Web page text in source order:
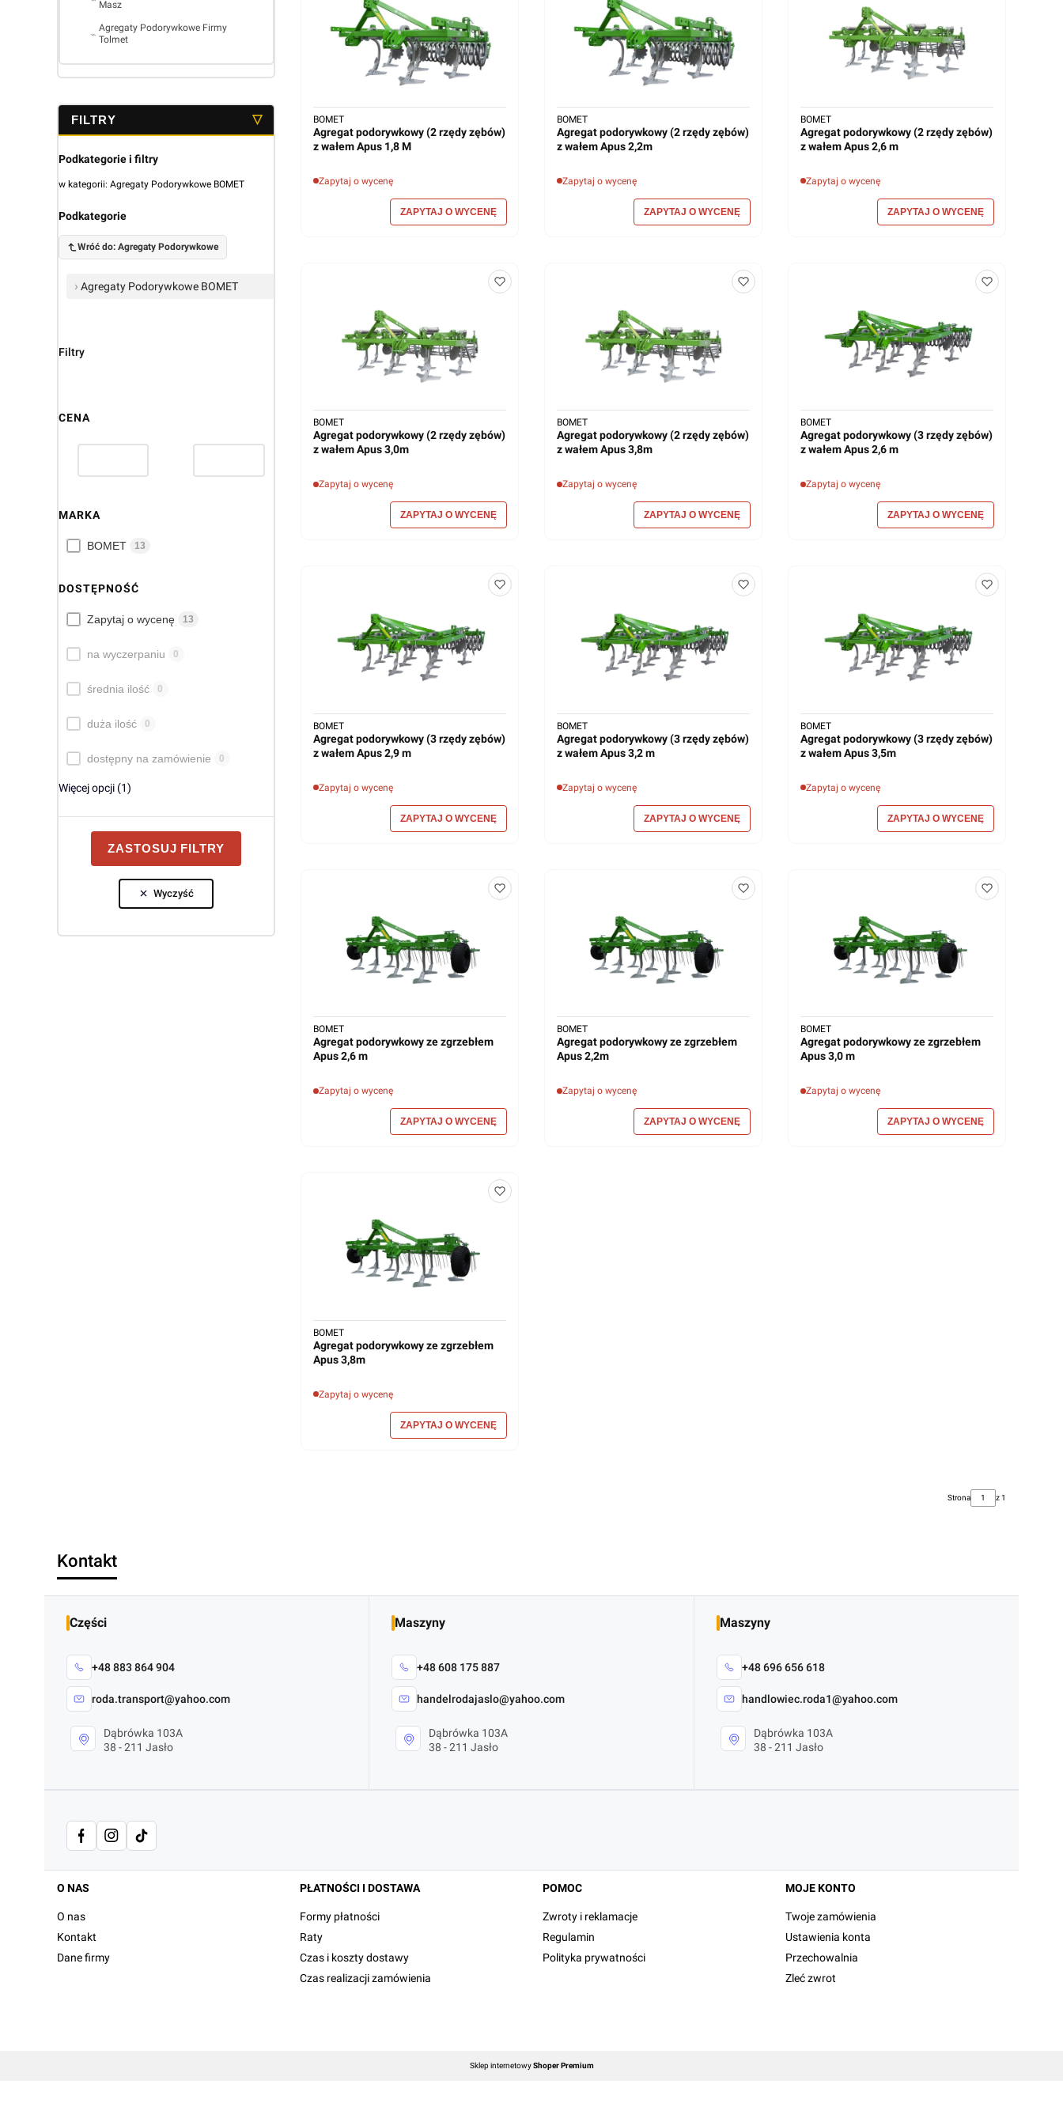
Masz
Agregaty Podorywkowe Firmy
Tolmet
Koniec menu
Podkategorie i filtry
w kategorii: Agregaty Podorywkowe BOMET
Podkategorie
Wróć do: Agregaty Podorywkowe
Agregaty Podorywkowe BOMET
Filtry
Wyczyść
CENA
MARKA
MarkaBOMET 13
DOSTĘPNOŚĆ
DostępnośćZapytaj o wycenę 13
na wyczerpaniu 0
średnia ilość 0
duża ilość 0
dostępny na zamówienie 0
Więcej opcji (1)
ZASTOSUJ FILTRY
Agregat podorywkowy (2 rzędy zębów)
z wałem Apus 1,8 M
Zapytaj o wycenę
BOMET
Agregat podorywkowy (2 rzędy zębów)
z wałem Apus 2,2m
Zapytaj o wycenę
BOMET
Agregat podorywkowy (2 rzędy zębów)
z wałem Apus 2,6 m
Zapytaj o wycenę
BOMET
Agregat podorywkowy (2 rzędy zębów)
z wałem Apus 3,0m
Zapytaj o wycenę
BOMET
Agregat podorywkowy (2 rzędy zębów)
z wałem Apus 3,8m
Zapytaj o wycenę
BOMET
Agregat podorywkowy (3 rzędy zębów)
z wałem Apus 2,6 m
Zapytaj o wycenę
BOMET
Agregat podorywkowy (3 rzędy zębów)
z wałem Apus 2,9 m
Zapytaj o wycenę
BOMET
Agregat podorywkowy (3 rzędy zębów)
z wałem Apus 3,2 m
Zapytaj o wycenę
BOMET
Agregat podorywkowy (3 rzędy zębów)
z wałem Apus 3,5m
Zapytaj o wycenę
BOMET
Agregat podorywkowy ze zgrzebłem
Apus 2,6 m
Zapytaj o wycenę
BOMET
Agregat podorywkowy ze zgrzebłem
Apus 2,2m
Zapytaj o wycenę
BOMET
Agregat podorywkowy ze zgrzebłem
Apus 3,0 m
Zapytaj o wycenę
BOMET
Agregat podorywkowy ze zgrzebłem
Apus 3,8m
Zapytaj o wycenę
BOMET
Strona z 1
Kontakt
Części
+48 883 864 904
roda.transport@yahoo.com
Dąbrówka 103A
38 - 211 Jasło
Maszyny
+48 608 175 887
handelrodajaslo@yahoo.com
Dąbrówka 103A
38 - 211 Jasło
Maszyny
+48 696 656 618
handlowiec.roda1@yahoo.com
Dąbrówka 103A
38 - 211 Jasło
Linki w stopce
O NAS
O nas
Kontakt
Dane firmy
PŁATNOŚCI I DOSTAWA
Formy płatności
Raty
Czas i koszty dostawy
Czas realizacji zamówienia
POMOC
Zwroty i reklamacje
Regulamin
Polityka prywatności
MOJE KONTO
Twoje zamówienia
Ustawienia konta
Przechowalnia
Zleć zwrot
Sklep internetowyShoper Premium